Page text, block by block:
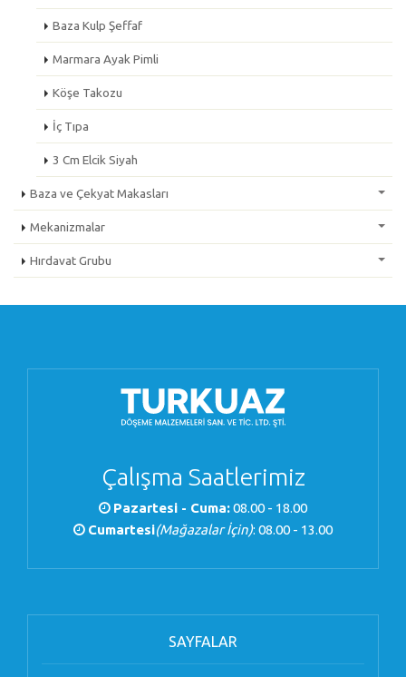
Baza Kulp Şeffaf
Marmara Ayak Pimli
Köşe Takozu
İç Tıpa
3 Cm Elcik Siyah
Baza ve Çekyat Makasları
Mekanizmalar
Hırdavat Grubu
Çalışma Saatlerimiz
Pazartesi - Cuma:08.00 - 18.00
Cumartesi(Mağazalar İçin): 08.00 - 13.00
SAYFALAR